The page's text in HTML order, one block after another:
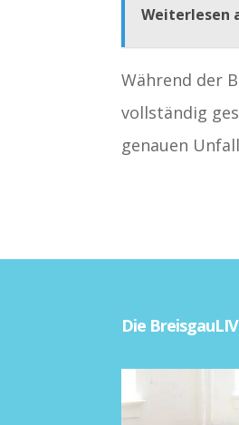
Weiterlesen
Während der
vollständig
genauen
Die